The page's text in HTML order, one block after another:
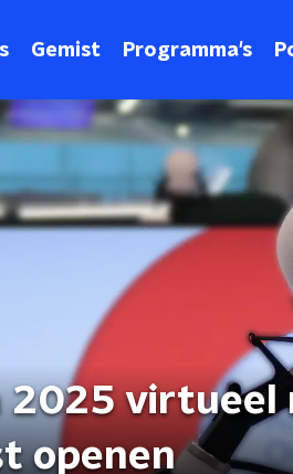
Gemist Programma's
2025
openen